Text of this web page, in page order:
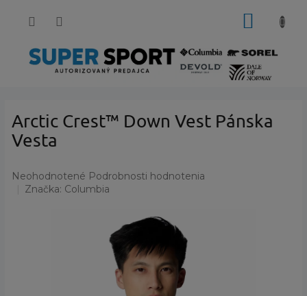
Arctic Crest™ Down Vest Pánska
Vesta
Priemerné
hodnotenie
Neohodnotené Podrobnosti hodnotenia
Značka: Columbia